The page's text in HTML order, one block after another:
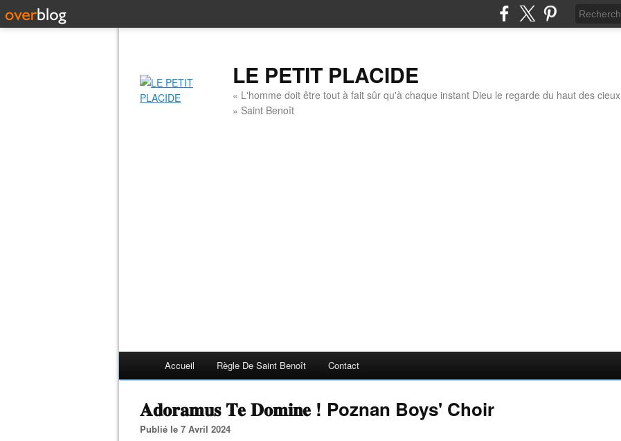
LE PETIT PLACIDE
« L'homme doit être tout à fait sûr qu'à chaque instant Dieu le regarde du haut des cieux
» Saint Benoît
Accueil Règle De Saint Benoît Contact
𝐀𝐝𝐨𝐫𝐚𝐦𝐮𝐬 𝐓𝐞 𝐃𝐨𝐦𝐢𝐧𝐞 ! Poznan Boys' Choir
Publié le 7 Avril 2024